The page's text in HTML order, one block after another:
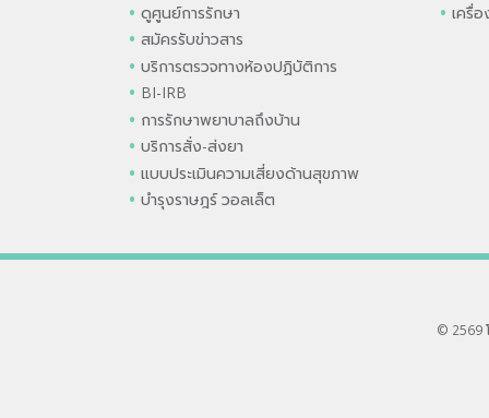
ดูศูนย์การรักษา
สมัครรับข่าวสาร
บริการตรวจทางห้องปฏิบัติการ
BI-IRB
การรักษาพยาบาลถึงบ้าน
บริการสั่ง-ส่งยา
แบบประเมินความเสี่ยงด้านสุขภาพ
บำรุงราษฎร์ วอลเล็ต
เครื่
© 2569